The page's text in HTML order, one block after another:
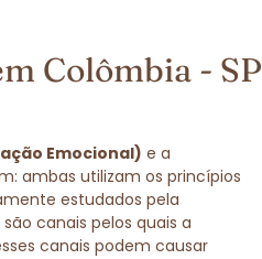
Colômbia - SP
Emocional) e a
ambas utilizam os princípios
estudados pela
canais pelos quais a
canais podem causar